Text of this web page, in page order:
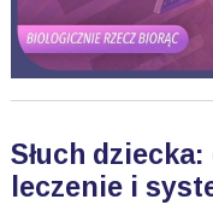
Słuch
leczenie i